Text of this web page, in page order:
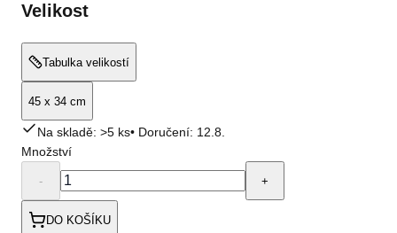
Velikost
Tabulka velikostí
45 x 34 cm
Na skladě: >5 ks• Doručení: 12.8.
Množství
- +
DO KOŠÍKU